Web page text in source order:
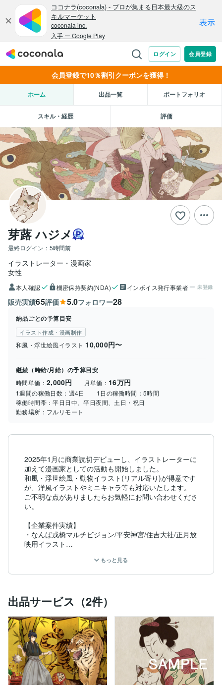
会員登録で10％割引クーポンを獲得！
ホーム 出品一覧 ポートフォリオ
スキル・経歴 評価
芽蕗 ハジメ
最終ログイン： 5時間前
イラストレーター・漫画家
女性
本人確認 機密保持契約(NDA) インボイス発行事業者 未登録
販売実績65評価 5.0フォロワー28
納品ごとの予算目安
イラスト作成・漫画制作
和風・浮世絵風イラスト 10,000円〜
継続（時給/月給）の予算目安
時間単価： 2,000円 月単価： 16万円
1週間の稼働日数： 週4日 1日の稼働時間：5時間
稼働時間帯：平日日中、平日夜間、土日・祝日
勤務場所： フルリモート
2025年1月に商業読切デビューし、イラストレーターに
加えて漫画家としての活動も開始しました。
和風・浮世絵風・動物イラスト(リアル寄り)が得意です
が、洋風イラストやミニキャラ等も対応いたします。
ご不明な点がありましたらお気軽にお問い合わせくださ
い。
【企業案件実績】
・なんば戎橋マルチビジョン/平安神宮/住吉大社/正月放
映用イラスト
・toki books 包装紙・箱・カードデザイン
等
GANMA!読切
「魔王様に煽られたい」
「異世界道中膝栗毛～善人未満の二人旅～」
もっと見る
出品サービス（2件）